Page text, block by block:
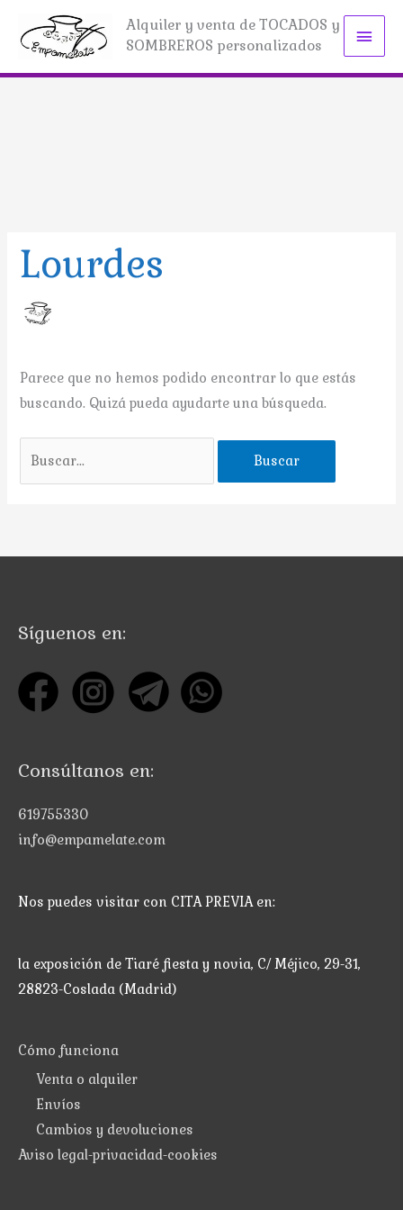
contenido
Alquiler y venta de TOCADOS y
SOMBREROS personalizados
Lourdes
Parece que no hemos podido encontrar lo que estás
buscando. Quizá pueda ayudarte una búsqueda.
Síguenos en:
Consúltanos en:
619755330
info@empamelate.com
Nos puedes visitar con CITA PREVIA en:
la exposición de Tiaré fiesta y novia, C/ Méjico, 29-31,
28823-Coslada (Madrid)
Cómo funciona
Venta o alquiler
Envíos
Cambios y devoluciones
Aviso legal-privacidad-cookies